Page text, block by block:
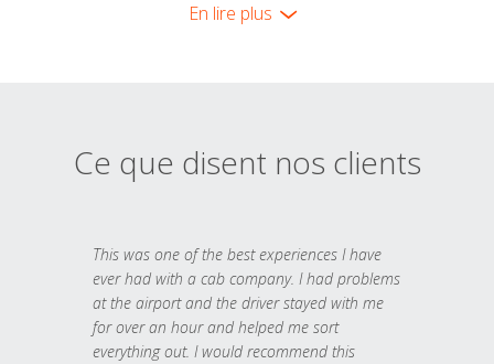
En lire plus
Ce que disent nos clients
This was one of the best experiences I have
ever had with a cab company. I had problems
at the airport and the driver stayed with me
for over an hour and helped me sort
everything out. I would recommend this